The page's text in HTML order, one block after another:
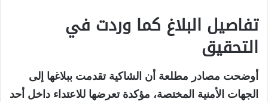
تفاصيل البلاغ كما وردت في
التحقيق
أوضحت مصادر مطلعة أن الشاكية تقدمت ببلاغها إلى
الجهات الأمنية المختصة، مؤكدة تعرضها للاعتداء داخل أحد